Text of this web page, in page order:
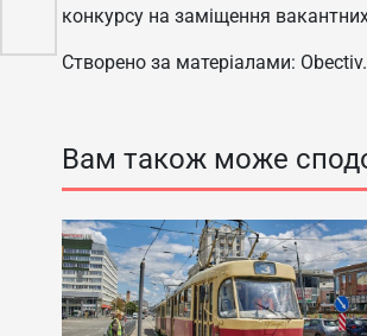
конкурсу на заміщення
Створено за матеріалами:
Вам також може